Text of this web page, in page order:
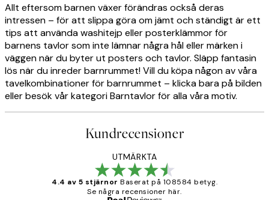
Allt eftersom barnen växer förändras också deras
intressen – för att slippa göra om jämt och ständigt är ett
tips att använda washitejp eller posterklämmor för
barnens tavlor som inte lämnar några hål eller märken i
väggen när du byter ut posters och tavlor. Släpp fantasin
lös när du inreder barnrummet! Vill du köpa någon av våra
tavelkombinationer för barnrummet – klicka bara på bilden
eller besök vår kategori Barntavlor för alla våra motiv.
Kundrecensioner
UTMÄRKTA
4.4 av 5 stjärnor Baserat på 108584 betyg.
Se några recensioner här.